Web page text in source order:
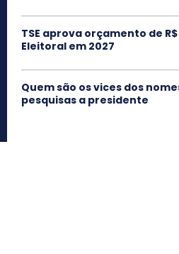
TSE aprova orçamento de
Eleitoral em 2027
Quem são os vices dos
pesquisas a presidente